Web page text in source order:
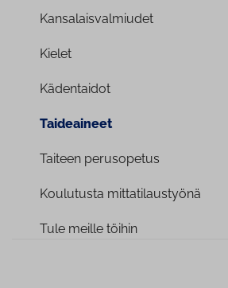
Kan­sa­lais­val­miu­det
Kielet
Kädentaidot
Taideaineet
Taiteen perusopetus
Koulutusta mit­ta­ti­laus­työ­nä
Tule meille töihin